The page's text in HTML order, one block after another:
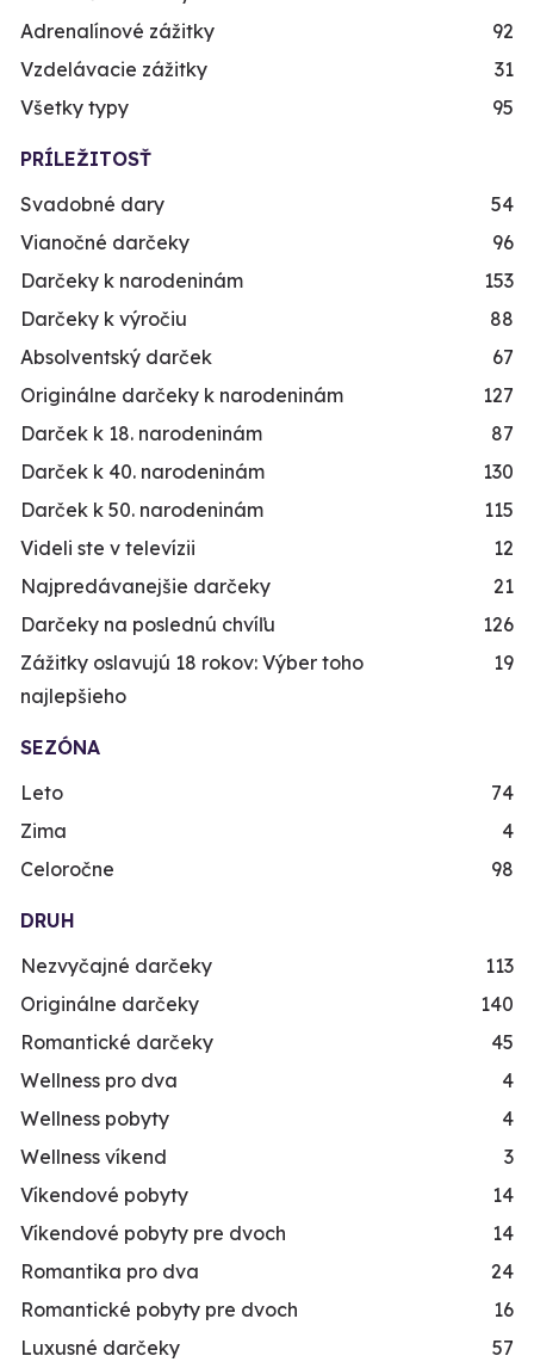
Adrenalínové zážitky
92
Vzdelávacie zážitky
31
Všetky typy
95
PRÍLEŽITOSŤ
Svadobné dary
54
Vianočné darčeky
96
Darčeky k narodeninám
153
Darčeky k výročiu
88
Absolventský darček
67
Originálne darčeky k narodeninám
127
Darček k 18. narodeninám
87
Darček k 40. narodeninám
130
Darček k 50. narodeninám
115
Videli ste v televízii
12
Najpredávanejšie darčeky
21
Darčeky na poslednú chvíľu
126
Zážitky oslavujú 18 rokov: Výber toho
najlepšieho
19
SEZÓNA
Leto
74
Zima
4
Celoročne
98
DRUH
Nezvyčajné darčeky
113
Originálne darčeky
140
Romantické darčeky
45
Wellness pro dva
4
Wellness pobyty
4
Wellness víkend
3
Víkendové pobyty
14
Víkendové pobyty pre dvoch
14
Romantika pro dva
24
Romantické pobyty pre dvoch
16
Luxusné darčeky
57